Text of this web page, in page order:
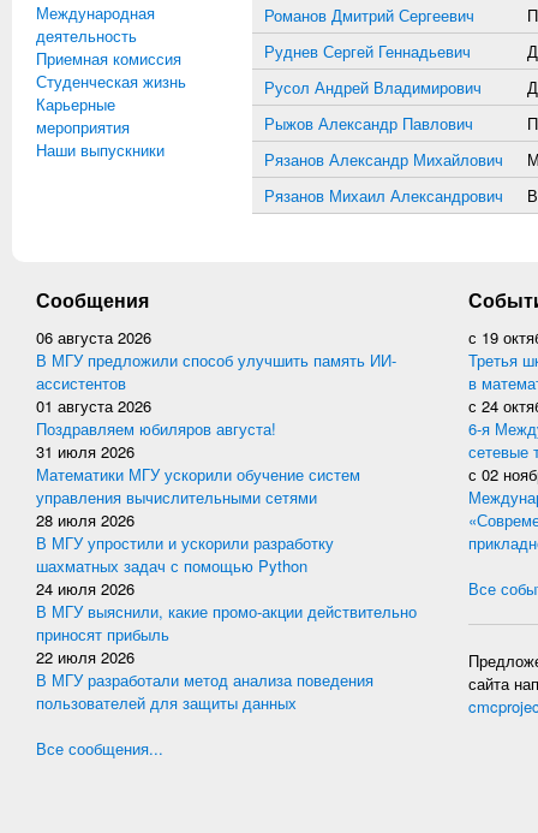
Международная
деятельность
Приемная комиссия
Студенческая жизнь
Карьерные
мероприятия
Наши выпускники
Романов Дмитрий Сергеевич
Руднев Сергей Геннадьевич
Русол Андрей Владимирович
Рыжов Александр Павлович
Рязанов Александр Михайлович
Рязанов Михаил Александрович
Сообщения
06 августа 2026
В МГУ предложили способ улучшить память ИИ-
ассистентов
01 августа 2026
Поздравляем юбиляров августа!
31 июля 2026
Математики МГУ ускорили обучение систем
управления вычислительными сетями
28 июля 2026
В МГУ упростили и ускорили разработку
шахматных задач с помощью Python
24 июля 2026
В МГУ выяснили, какие промо-акции действительно
приносят прибыль
22 июля 2026
В МГУ разработали метод анализа поведения
пользователей для защиты данных
Все сообщения...
с 19
Третья
в
с 24
6-я
сетевые
с 02
Все
сайта